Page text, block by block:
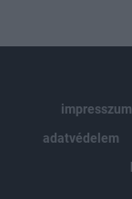
impresszum
adatvédelem